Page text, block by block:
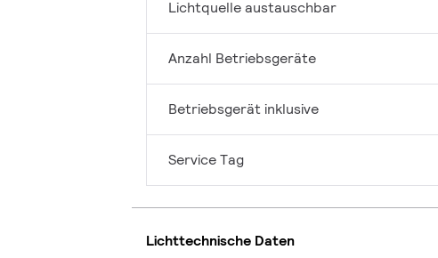
Lichtquelle austauschbar
Anzahl Betriebsgeräte
Betriebsgerät inklusive
Service Tag
Lichttechnische Daten